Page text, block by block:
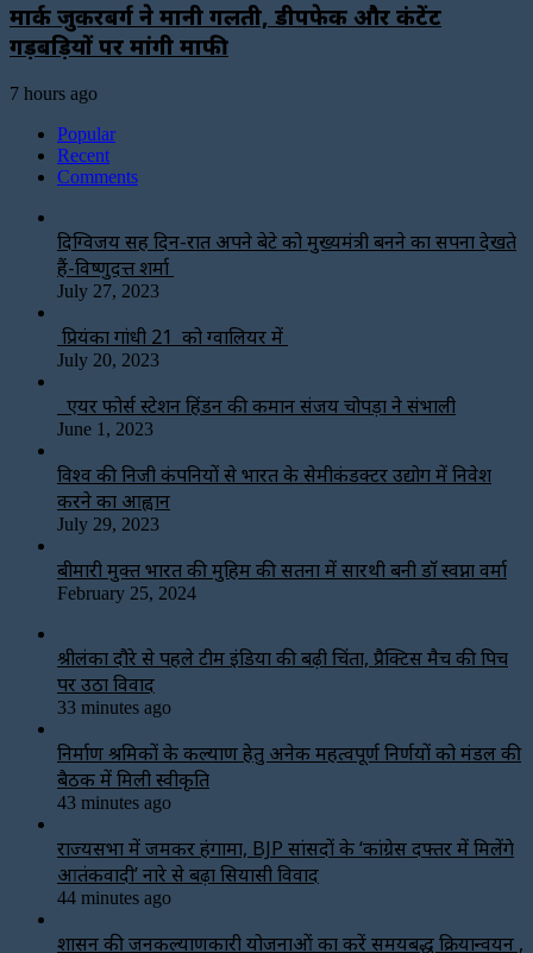
मार्क जुकरबर्ग ने मानी गलती, डीपफेक और कंटेंट
गड़बड़ियों पर मांगी माफी
7 hours ago
Popular
Recent
Comments
दिग्विजय सिंह दिन-रात अपने बेटे को मुख्यमंत्री बनने का सपना देखते
हैं-विष्णुदत्त शर्मा
July 27, 2023
प्रियंका गांधी 21 को ग्वालियर में
July 20, 2023
एयर फोर्स स्टेशन हिंडन की कमान संजय चोपड़ा ने संभाली
June 1, 2023
विश्‍व की निजी कंपनियों से भारत के सेमीकंडक्टर उद्योग में निवेश
करने का आह्वान
July 29, 2023
बीमारी मुक्त भारत की मुहिम की सतना में सारथी बनी डाॅ स्वप्ना वर्मा
February 25, 2024
श्रीलंका दौरे से पहले टीम इंडिया की बढ़ी चिंता, प्रैक्टिस मैच की पिच
पर उठा विवाद
33 minutes ago
निर्माण श्रमिकों के कल्याण हेतु अनेक महत्वपूर्ण निर्णयों को मंडल की
बैठक में मिली स्वीकृति
43 minutes ago
राज्यसभा में जमकर हंगामा, BJP सांसदों के ‘कांग्रेस दफ्तर में मिलेंगे
आतंकवादी’ नारे से बढ़ा सियासी विवाद
44 minutes ago
शासन की जनकल्याणकारी योजनाओं का करें समयबद्ध क्रियान्वयन ,